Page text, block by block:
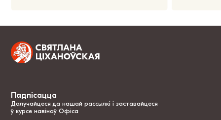
Падпісацца
Далучайцеся да нашай рассылкі і заставайцеся
ў курсе навінаў Офіса